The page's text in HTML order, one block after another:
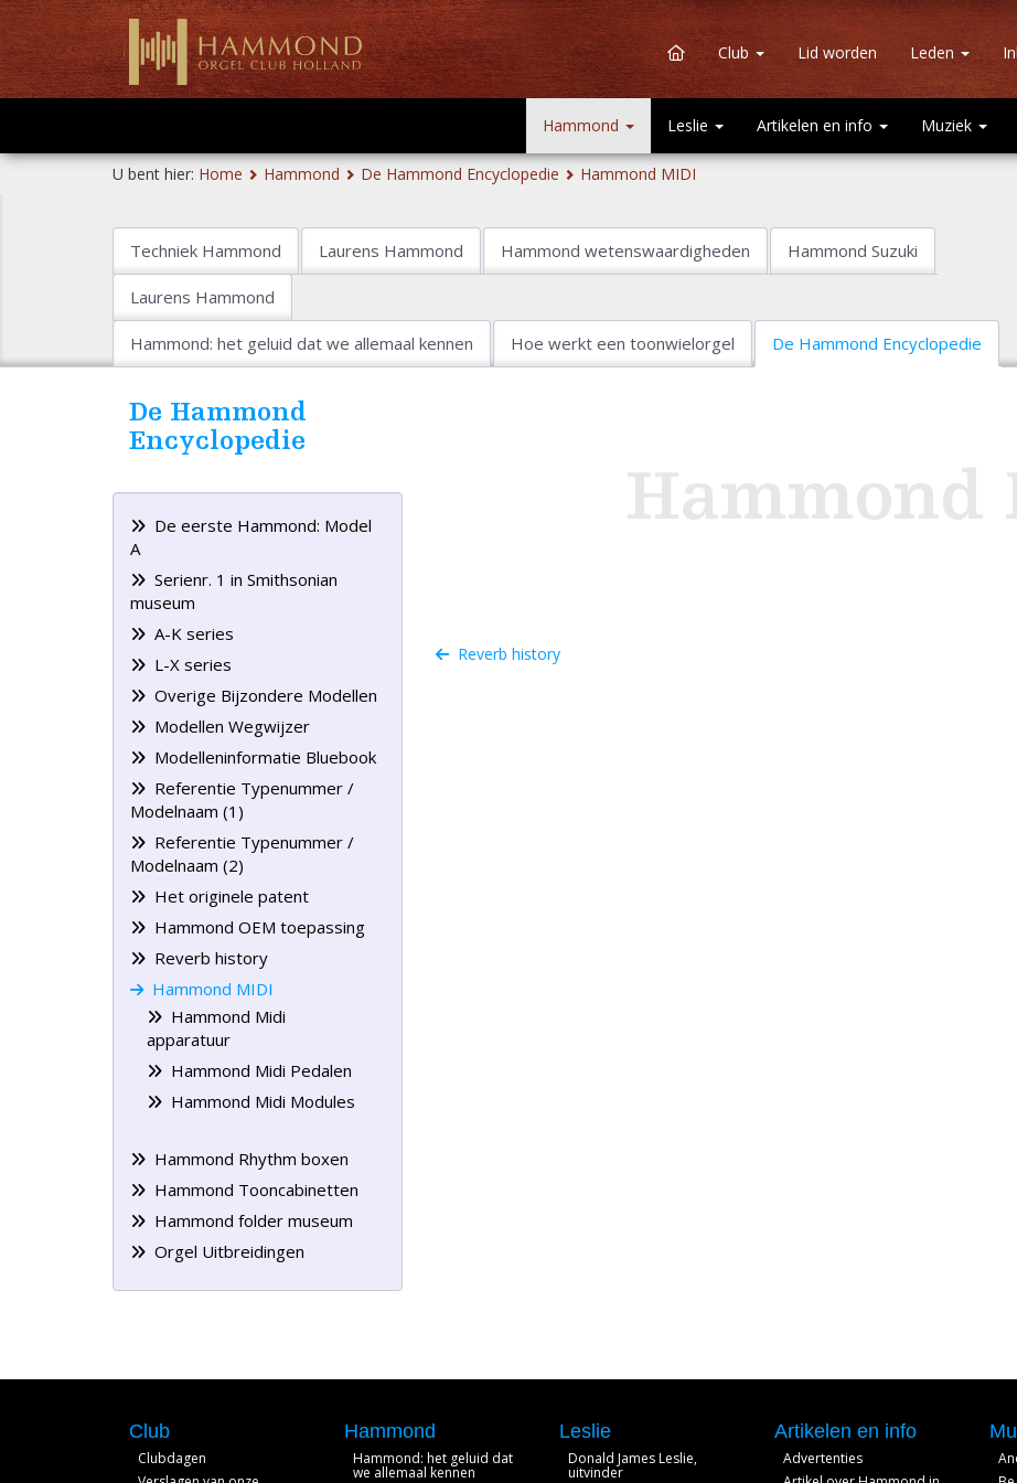
Club Lid worden Leden
Hammond Leslie Artikelen en info Muziek
U bent hier: Home Hammond De Hammond Encyclopedie Hammond MIDI
Techniek Hammond Laurens Hammond Hammond wetenswaardigheden Hammond Suzuki
Laurens Hammond
Hammond: het geluid dat we allemaal kennen Hoe werkt een toonwielorgel De Hammond Encyclopedie
De Hammond
Encyclopedie
De eerste Hammond: Model
A
Serienr. 1 in Smithsonian
museum
A-K series
L-X series
Overige Bijzondere Modellen
Modellen Wegwijzer
Modelleninformatie Bluebook
Referentie Typenummer /
Modelnaam (1)
Referentie Typenummer /
Modelnaam (2)
Het originele patent
Hammond OEM toepassing
Reverb history
Hammond MIDI
Hammond Midi
apparatuur
Hammond Midi Pedalen
Hammond Midi Modules
Hammond Rhythm boxen
Hammond Tooncabinetten
Hammond folder museum
Orgel Uitbreidingen
Hammond
Reverb history
Club
Clubdagen
Hammond
Hammond: het geluid dat
we allemaal kennen
Leslie
Donald James Leslie,
uitvinder
Artikelen en info
Advertenties